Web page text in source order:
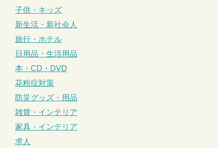
子供・キッズ
新生活・新社会人
旅行・ホテル
日用品・生活用品
本・CD・DVD
花粉症対策
防災グッズ・用品
雑貨・インテリア
家具・インテリア
求人